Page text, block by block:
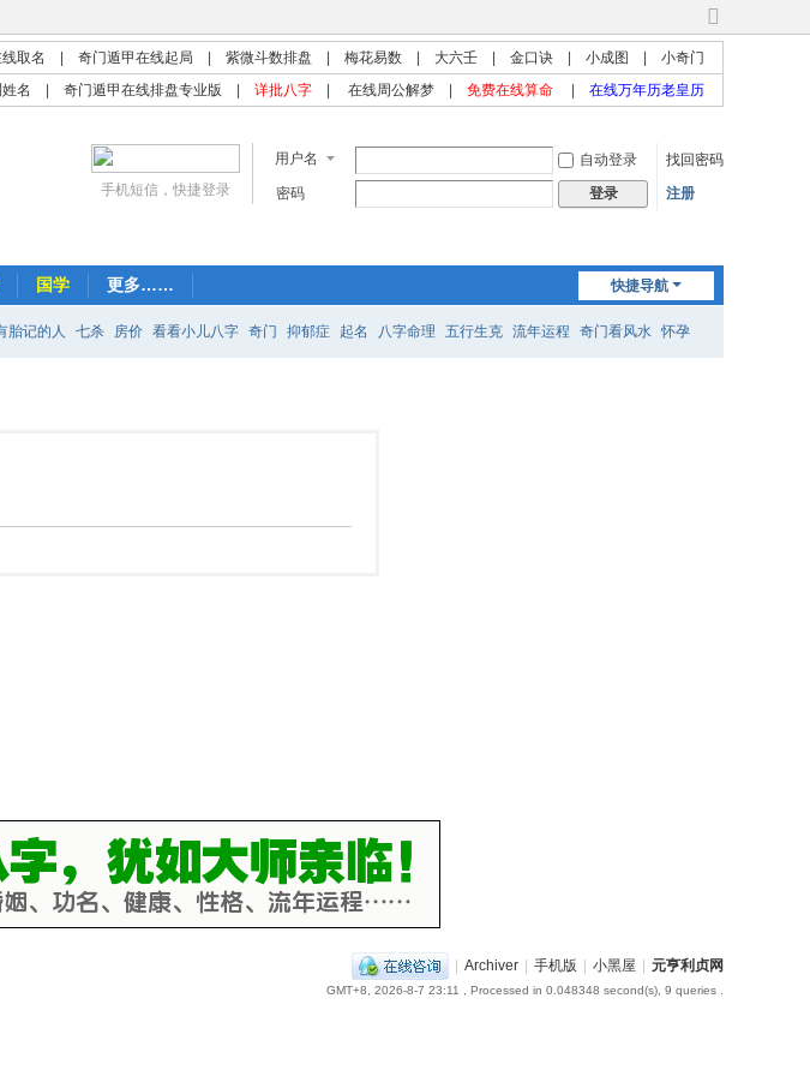
切
换
到
宽
取名 奇门遁甲在线起局 紫微斗数排盘 梅花易数 大六壬 金口诀 小成图
小奇门
名 奇门遁甲在线排盘专业版 详批八字 在线周公解梦 免费在线算命 在线万年历老皇历
用户名 自动登录
找回密码
密码
登录 注册
手机短信，快捷登录
快捷导航
国学 更多……
胎记的人 七杀 房价 看看小儿八字 奇门 抑郁症 起名 八字命理 五行生克 流年运程 奇门看风水 怀孕
| Archiver | 手机版 | 小黑屋 | 元亨利贞网
GMT+8, 2026-8-7 23:11 , Processed in 0.048348 second(s), 9 queries .